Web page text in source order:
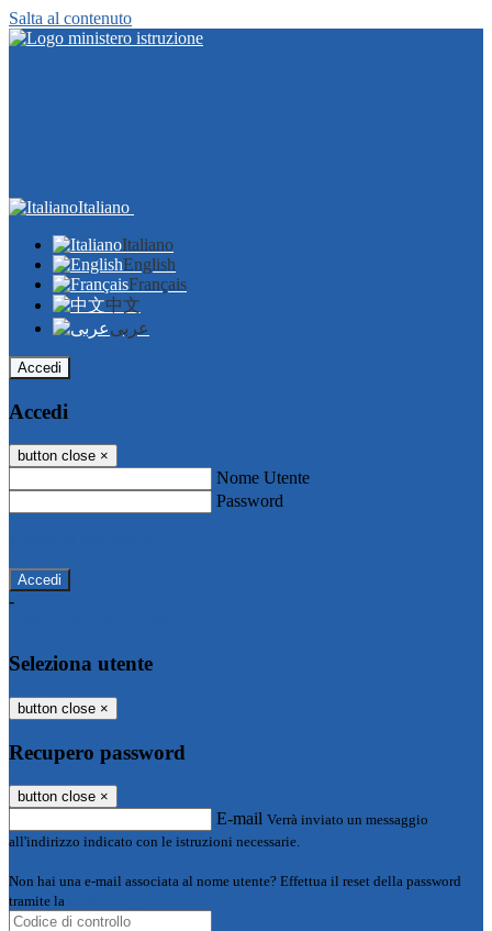
Salta al contenuto
Italiano
Italiano
English
Français
中文
عربى
Accedi
Accedi
button close ×
Nome Utente
Password
-
Seleziona utente
button close ×
Recupero password
button close ×
E-mail Verrà inviato un messaggio
all'indirizzo indicato con le istruzioni necessarie.
Non hai una e-mail associata al nome utente? Effettua il reset della password
tramite la